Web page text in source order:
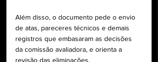
Além disso, o documento pede o envio
de atas, pareceres técnicos e demais
registros que embasaram as decisões
da comissão avaliadora, e orienta a
revisão das eliminações.